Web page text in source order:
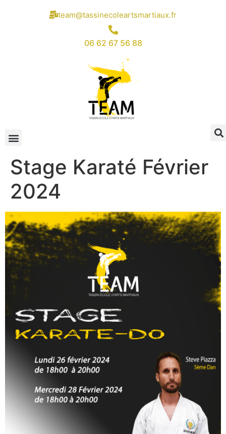
team@tassinecoleartsmartiaux.fr
06 62 67 56 88
Stage Karaté Février
2024